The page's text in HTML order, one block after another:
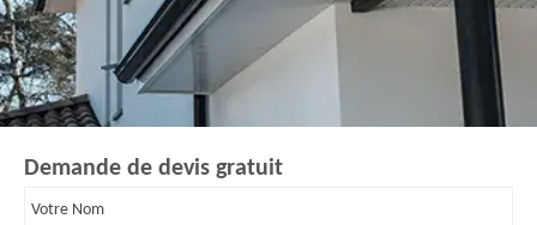
Demande de devis gratuit